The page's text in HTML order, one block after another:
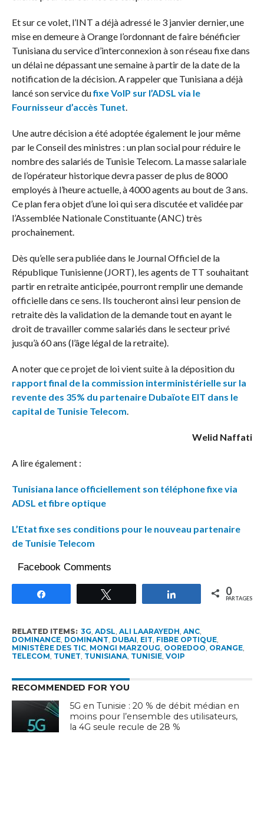
Et sur ce volet, l’INT a déjà adressé le 3 janvier dernier, une
mise en demeure à Orange l’ordonnant de faire bénéficier
Tunisiana du service d’interconnexion à son réseau fixe dans
un délai ne dépassant une semaine à partir de la date de la
notification de la décision. A rappeler que Tunisiana a déjà
lancé son service dufixe VoIP sur l’ADSL via le
Fournisseur d’accès Tunet
Une autre décision a été adoptée également le jour même
par le Conseil des ministres : un plan social pour réduire le
nombre des salariés de Tunisie Telecom. La masse salariale
de l’opérateur historique devra passer de plus de 8000
employés à l’heure actuelle, à 4000 agents au bout de 3 ans.
Ce plan fera objet d’une loi qui sera discutée et validée par
l’Assemblée Nationale Constituante (ANC) très
prochainement.
Dès qu’elle sera publiée dans le Journal Officiel de la
République Tunisienne (JORT), les agents de TT souhaitant
partir en retraite anticipée, pourront remplir une demande
officielle dans ce sens. Ils toucheront ainsi leur pension de
retraite dès la validation de la demande tout en ayant le
droit de travailler comme salariés dans le secteur privé
jusqu’à 60 ans (l’âge légal de la retraite).
A noter que ce projet de loi vient suite à la déposition du
rapport final de la commission interministérielle sur la
revente des 35% du partenaire Dubaïote EIT dans le
capital de Tunisie Telecom
Welid Naffati
A lire également :
Tunisiana lance officiellement son téléphone fixe via
ADSL et fibre optique
L’Etat fixe ses conditions pour le nouveau partenaire
de Tunisie Telecom
Facebook Comments
Partagez 0
PARTAGES
RELATED ITEMS: 3G ADSL ALI LAARAYEDH ANC,
DOMINANCE, DOMINANT DUBAI EIT FIBRE OPTIQUE,
MINISTÈRE DES TIC, MONGI MARZOUG OOREDOO ORANGE,
TELECOM TUNET TUNISIANA, TUNISIE, VOIP
RECOMMENDED FOR YOU
5G en Tunisie : 20 % de débit médian en
moins pour l’ensemble des utilisateurs,
la 4G seule recule de 28 %